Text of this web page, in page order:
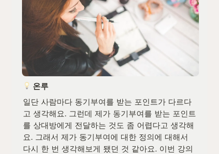
온루
일단 사람마다 동기부여를 받는 포인트가 다르다
고 생각해요. 그런데 제가 동기부여를 받는 포인트
를 상대방에게 전달하는 것도 좀 어렵다고 생각해
요. 그래서 제가 동기부여에 대한 정의에 대해서
다시 한 번 생각해보게 됐던 것 같아요. 이번 강의